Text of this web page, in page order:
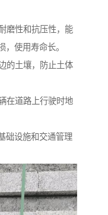
磨性和抗压性，能
使用寿命长。
的土壤，防止土体
在道路上行驶时地
础设施和交通管理